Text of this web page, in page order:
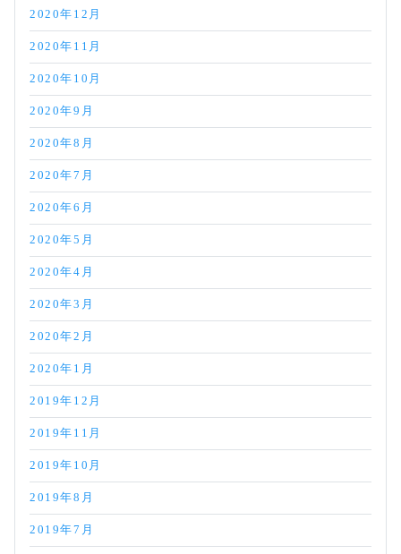
2020年12月
2020年11月
2020年10月
2020年9月
2020年8月
2020年7月
2020年6月
2020年5月
2020年4月
2020年3月
2020年2月
2020年1月
2019年12月
2019年11月
2019年10月
2019年8月
2019年7月